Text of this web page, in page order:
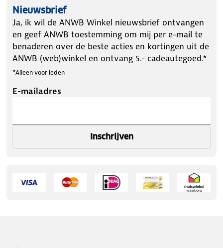
Nieuwsbrief
Ja, ik wil de ANWB Winkel nieuwsbrief ontvangen
en geef ANWB toestemming om mij per e-mail te
benaderen over de beste acties en kortingen uit de
ANWB (web)winkel en ontvang 5.- cadeautegoed.*
*Alleen voor leden
E-mailadres
Inschrijven